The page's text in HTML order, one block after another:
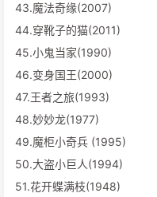
43.魔法奇缘(2007)
44.穿靴子的猫(2011)
45.小鬼当家(1990)
46.变身国王(2000)
47.王者之旅(1993)
48.妙妙龙(1977)
49.魔柜小奇兵 (1995)
50.大盗小巨人(1994)
51.花开蝶满枝(1948)